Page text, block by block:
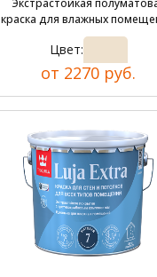
Экстрастойкая
краска для влажных
Цвет:
от 2270 руб.